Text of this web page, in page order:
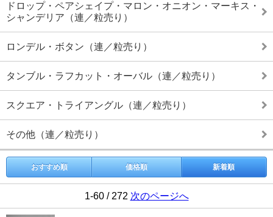
ドロップ・ペアシェイプ・マロン・オニオン・マーキス・
シャンデリア（連／粒売り）
ロンデル・ボタン（連／粒売り）
タンブル・ラフカット・オーバル（連／粒売り）
スクエア・トライアングル（連／粒売り）
その他（連／粒売り）
おすすめ順 価格順 新着順
1-60 / 272 次のページへ